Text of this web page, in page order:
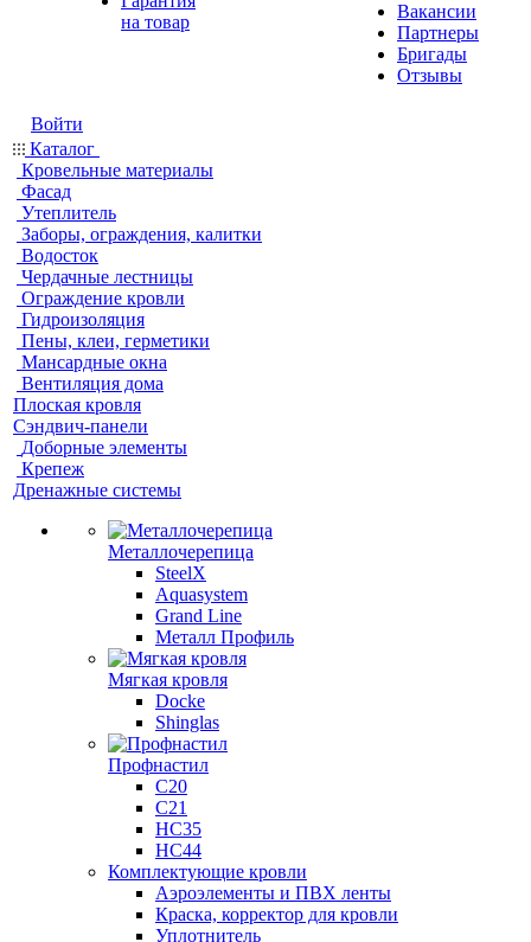
на товар
Вакансии
Партнеры
Бригады
Отзывы
Войти
Каталог
Кровельные материалы
Фасад
Утеплитель
Заборы, ограждения, калитки
Водосток
Чердачные лестницы
Ограждение кровли
Гидроизоляция
Пены, клеи, герметики
Мансардные окна
Вентиляция дома
Плоская кровля
Сэндвич-панели
Доборные элементы
Крепеж
Дренажные системы
Металлочерепица
SteelX
Aquasystem
Grand Line
Металл Профиль
Мягкая кровля
Docke
Shinglas
Профнастил
C20
C21
НС35
НС44
Комплектующие кровли
Аэроэлементы и ПВХ ленты
Краска, корректор для кровли
Уплотнитель